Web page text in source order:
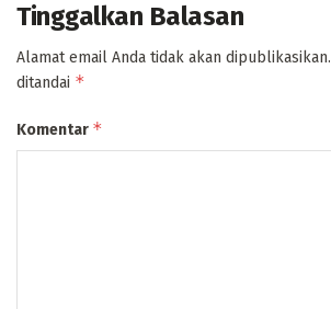
Tinggalkan Balasan
Alamat email Anda tidak akan dipublikasikan.
ditandai *
Komentar *